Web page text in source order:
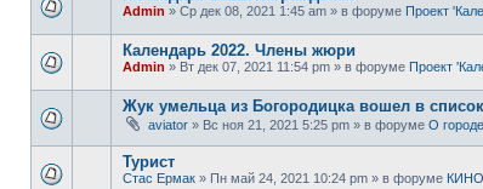
Admin » Ср дек 08, 2021 1:45 am » в форуме Проект
Календарь 2022. Члены жюри
Admin » Вт дек 07, 2021 11:54 pm » в форуме Проект
Жук умельца из Богородицка вошел в
aviator » Вс ноя 21, 2021 5:25 pm » в форуме О
Турист
Стас Ермак » Пн май 24, 2021 10:24 pm » в форуме КИНО